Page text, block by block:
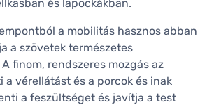
és lapockákban.
a mobilitás hasznos abban
a szövetek természetes
finom, rendszeres mozgás az
a vérellátást és a porcok és inak
a feszültséget és javítja a test